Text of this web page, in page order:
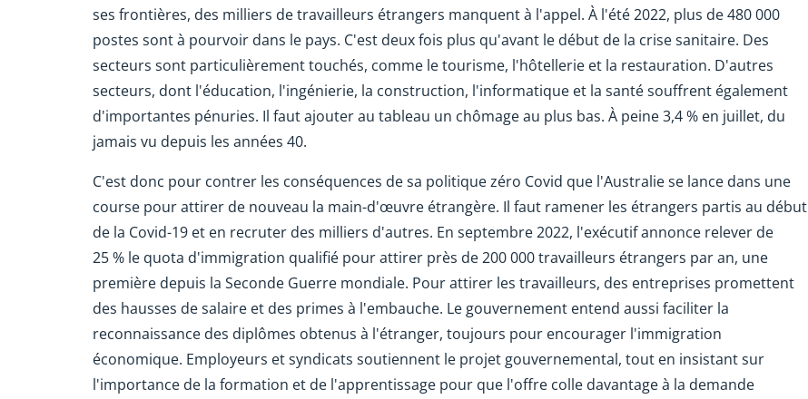
ses frontières, des milliers de travailleurs étrangers manquent à l'appel. À l'été 2022, plus de 480 000
postes sont à pourvoir dans le pays. C'est deux fois plus qu'avant le début de la crise sanitaire. Des
secteurs sont particulièrement touchés, comme le tourisme, l'hôtellerie et la restauration. D'autres
secteurs, dont l'éducation, l'ingénierie, la construction, l'informatique et la santé souffrent également
d'importantes pénuries. Il faut ajouter au tableau un chômage au plus bas. À peine 3,4 % en juillet, du
jamais vu depuis les années 40.
C'est donc pour contrer les conséquences de sa politique zéro Covid que l'Australie se lance dans une
course pour attirer de nouveau la main-d'œuvre étrangère. Il faut ramener les étrangers partis au début
de la Covid-19 et en recruter des milliers d'autres. En septembre 2022, l'exécutif annonce relever de
25 % le quota d'immigration qualifié pour attirer près de 200 000 travailleurs étrangers par an, une
première depuis la Seconde Guerre mondiale. Pour attirer les travailleurs, des entreprises promettent
des hausses de salaire et des primes à l'embauche. Le gouvernement entend aussi faciliter la
reconnaissance des diplômes obtenus à l'étranger, toujours pour encourager l'immigration
économique. Employeurs et syndicats soutiennent le projet gouvernemental, tout en insistant sur
l'importance de la formation et de l'apprentissage pour que l'offre colle davantage à la demande